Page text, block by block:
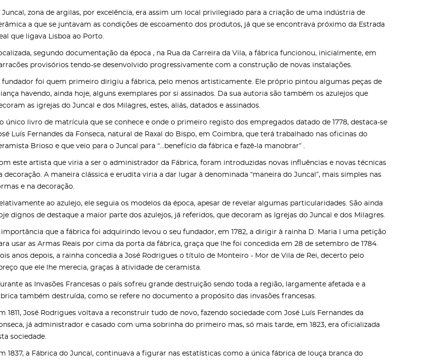
Juncal, zona de argilas, por excelência, era assim um local privilegiado para a criação de uma indústria de
a que se juntavam as condições de escoamento dos produtos, já que se encontrava próximo da Estrada
que ligava Lisboa ao Porto.
segundo documentação da época , na Rua da Carreira da Vila, a fábrica funcionou, inicialmente, em
provisórios tendo-se desenvolvido progressivamente com a construção de novas instalações.
fundador foi quem primeiro dirigiu a fábrica, pelo menos artisticamente. Ele próprio pintou algumas peças de
havendo, ainda hoje, alguns exemplares por si assinados. Da sua autoria são também os azulejos que
as igrejas do Juncal e dos Milagres, estes, aliás, datados e assinados.
único livro de matrícula que se conhece e onde o primeiro registo dos empregados datado de 1778, destaca-se
Luís Fernandes da Fonseca, natural de Raxal do Bispo, em Coimbra, que terá trabalhado nas oficinas do
Brioso e que veio para o Juncal para “...benefício da fábrica e fazê-la manobrar” .
este artista que viria a ser o administrador da Fábrica, foram introduzidas novas influências e novas técnicas
decoração. A maneira clássica e erudita viria a dar lugar à denominada “maneira do Juncal”, mais simples nas
e na decoração.
ao azulejo, ele seguia os modelos da época, apesar de revelar algumas particularidades. São ainda
dignos de destaque a maior parte dos azulejos, já referidos, que decoram as Igrejas do Juncal e dos Milagres.
importância que a fábrica foi adquirindo levou o seu fundador, em 1782, a dirigir à rainha D. Maria I uma petição
usar as Armas Reais por cima da porta da fábrica, graça que lhe foi concedida em 28 de setembro de 1784.
anos depois, a rainha concedia a José Rodrigues o título de Monteiro - Mor de Vila de Rei, decerto pelo
que ele lhe merecia, graças à atividade de ceramista.
as Invasões Francesas o país sofreu grande destruição sendo toda a região, largamente afetada e a
também destruída, como se refere no documento a propósito das invasões francesas.
1811, José Rodrigues voltava a reconstruir tudo de novo, fazendo sociedade com José Luís Fernandes da
já administrador e casado com uma sobrinha do primeiro mas, só mais tarde, em 1823, era oficializada
sociedade.
1837, a Fábrica do Juncal, continuava a figurar nas estatísticas como a única fábrica de louça branca do